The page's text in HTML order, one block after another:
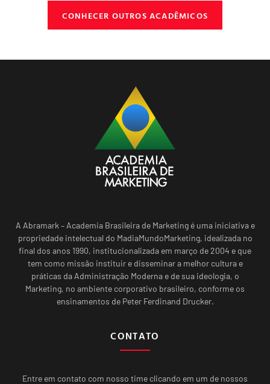
CONHECER OUTROS ACADÊMICOS
A Abramark – Academia Brasileira de Marketing é uma iniciativa e
propriedade intelectual do MadiaMundoMarketing, idealizada no
final dos anos 1990, institucionalizada em março de 2004 e que
tem como missão instituir e disseminar a melhor cultura e
práticas da Administração Moderna e de sua ideologia, o
Marketing, no ambiente corporativo brasileiro, conforme os
ensinamentos de Peter Ferdinand Drucker.
CONTATO
Entre em contato com nosso time clicando em um de nossos